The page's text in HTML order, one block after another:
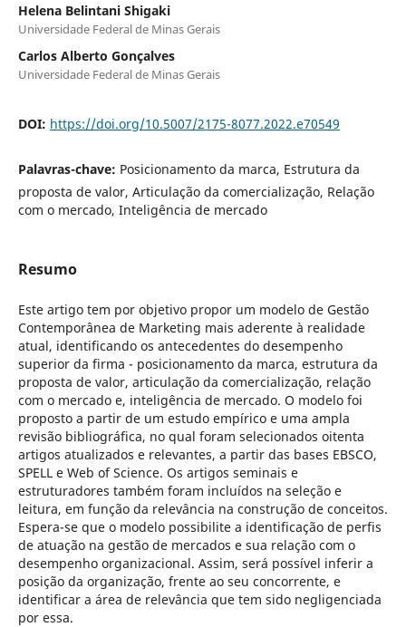
Helena Belintani Shigaki
Universidade Federal de Minas Gerais
Carlos Alberto Gonçalves
Universidade Federal de Minas Gerais
DOI: https://doi.org/10.5007/2175-8077.2022.e70549
Palavras-chave: Posicionamento da marca, Estrutura da
proposta de valor, Articulação da comercialização, Relação
com o mercado, Inteligência de mercado
Resumo
Este artigo tem por objetivo propor um modelo de Gestão
Contemporânea de Marketing mais aderente à realidade
atual, identificando os antecedentes do desempenho
superior da firma - posicionamento da marca, estrutura da
proposta de valor, articulação da comercialização, relação
com o mercado e, inteligência de mercado. O modelo foi
proposto a partir de um estudo empírico e uma ampla
revisão bibliográfica, no qual foram selecionados oitenta
artigos atualizados e relevantes, a partir das bases EBSCO,
SPELL e Web of Science. Os artigos seminais e
estruturadores também foram incluídos na seleção e
leitura, em função da relevância na construção de conceitos.
Espera-se que o modelo possibilite a identificação de perfis
de atuação na gestão de mercados e sua relação com o
desempenho organizacional. Assim, será possível inferir a
posição da organização, frente ao seu concorrente, e
identificar a área de relevância que tem sido negligenciada
por essa.